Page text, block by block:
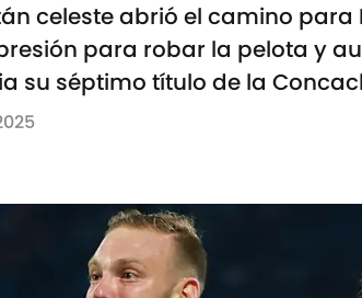
celeste abrió el camino para
para robar la pelota y
su séptimo título de la